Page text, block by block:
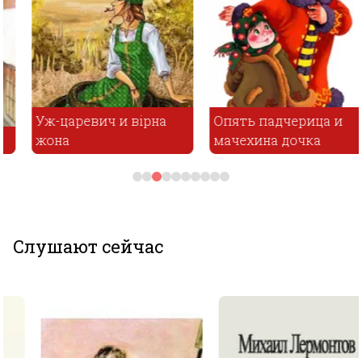
Уж-царевич и вірна
жона
Опять падчерица и
мачехина дочка
Слушают сейчас